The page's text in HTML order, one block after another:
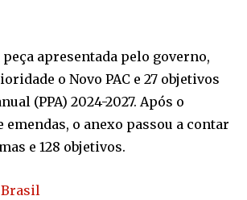
apresentada pelo governo,
o Novo PAC e 27 objetivos
(PPA) 2024-2027. Após o
o anexo passou a contar
e 128 objetivos.